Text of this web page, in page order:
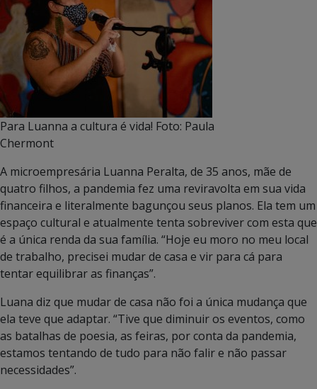
Para Luanna a cultura é vida! Foto: Paula
Chermont
A microempresária Luanna Peralta, de 35 anos, mãe de
quatro filhos, a pandemia fez uma reviravolta em sua vida
financeira e literalmente bagunçou seus planos. Ela tem um
espaço cultural e atualmente tenta sobreviver com esta que
é a única renda da sua família. “Hoje eu moro no meu local
de trabalho, precisei mudar de casa e vir para cá para
tentar equilibrar as finanças”.
Luana diz que mudar de casa não foi a única mudança que
ela teve que adaptar. “Tive que diminuir os eventos, como
as batalhas de poesia, as feiras, por conta da pandemia,
estamos tentando de tudo para não falir e não passar
necessidades”.